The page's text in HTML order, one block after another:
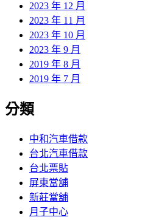
2023 年 12 月
2023 年 11 月
2023 年 10 月
2023 年 9 月
2019 年 8 月
2019 年 7 月
分類
中和汽車借款
台北汽車借款
台北票貼
屏東當舖
新莊當舖
月子中心